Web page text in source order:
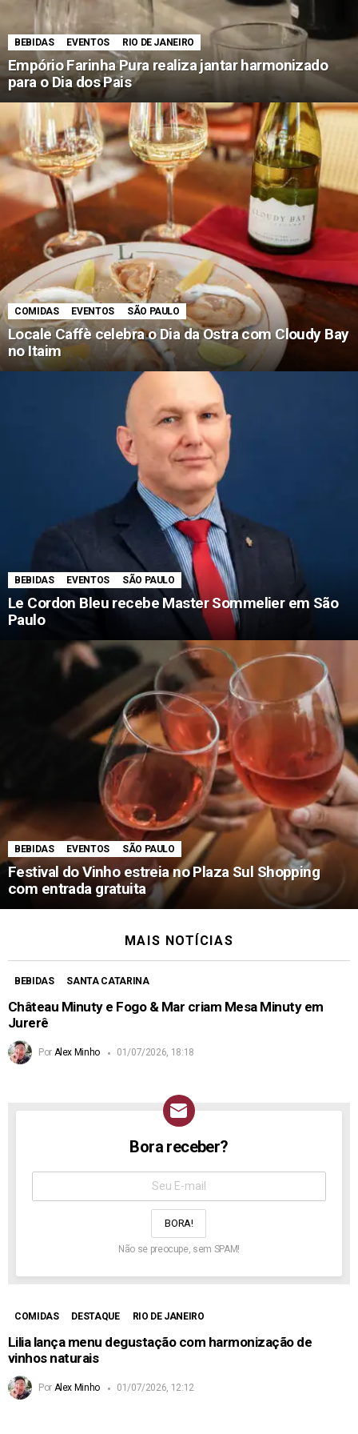
BEBIDAS EVENTOS RIO DE JANEIRO
Empório Farinha Pura realiza jantar harmonizado
para o Dia dos Pais
COMIDAS EVENTOS SÃO PAULO
Locale Caffè celebra o Dia da Ostra com Cloudy Bay
no Itaim
BEBIDAS EVENTOS SÃO PAULO
Le Cordon Bleu recebe Master Sommelier em São
Paulo
BEBIDAS EVENTOS SÃO PAULO
Festival do Vinho estreia no Plaza Sul Shopping
com entrada gratuita
MAIS NOTÍCIAS
BEBIDAS SANTA CATARINA
Château Minuty e Fogo & Mar criam Mesa Minuty em
Jurerê
Por Alex Minho 01/07/2026, 18:18
Bora receber?
Não se preocupe, sem SPAM!
COMIDAS DESTAQUE RIO DE JANEIRO
Lilia lança menu degustação com harmonização de
vinhos naturais
Por Alex Minho 01/07/2026, 12:12